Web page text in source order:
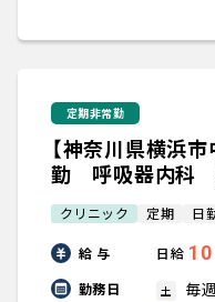
定期非常勤
【神奈川県横浜
勤 呼吸器内科
クリニック 定期 日
給 与 日給 10
勤務日 土 毎週